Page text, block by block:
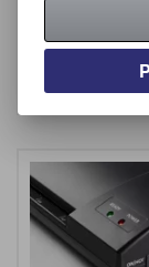
9 080 Kč (bez